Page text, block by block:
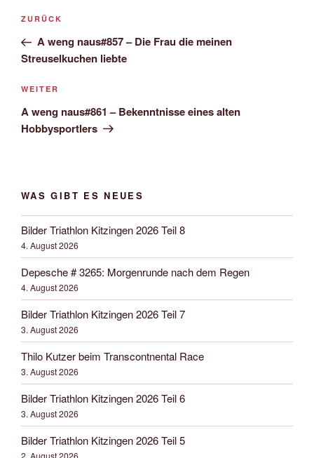
Beitrags-
Vorheriger
Beitrag
ZURÜCK
A weng naus#857 – Die Frau die meinen
Streuselkuchen liebte
Nächster
Beitrag
WEITER
A weng naus#861 – Bekenntnisse eines alten
Hobbysportlers
WAS GIBT ES NEUES
Bilder Triathlon Kitzingen 2026 Teil 8
4. August 2026
Depesche # 3265: Morgenrunde nach dem Regen
4. August 2026
Bilder Triathlon Kitzingen 2026 Teil 7
3. August 2026
Thilo Kutzer beim Transcontnental Race
3. August 2026
Bilder Triathlon Kitzingen 2026 Teil 6
3. August 2026
Bilder Triathlon Kitzingen 2026 Teil 5
2. August 2026